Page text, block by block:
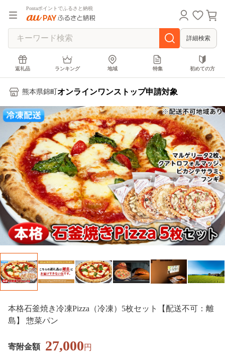
Pontaポイントでふるさと納税
詳細検索
返礼品 ランキング 地域 特集 初めての方
熊本県錦町 オンラインワンストップ申請対象
本格石釜焼き冷凍Pizza（冷凍）5枚セット【配送不可：離
島】 惣菜パン
寄附金額 27,000円